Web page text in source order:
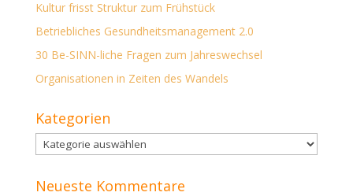
Kultur frisst Struktur zum Frühstück
Betriebliches Gesundheitsmanagement 2.0
30 Be-SINN-liche Fragen zum Jahreswechsel
Organisationen in Zeiten des Wandels
Kategorien
Kategorien
Neueste Kommentare